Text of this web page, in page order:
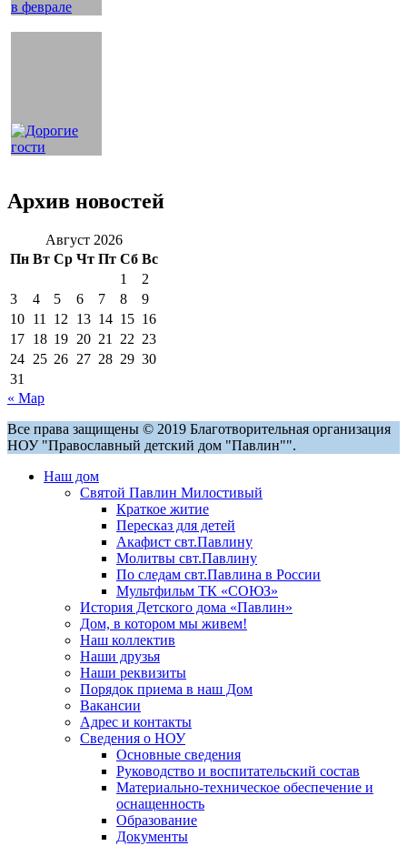
Архив новостей
Август 2026
Пн Вт Ср Чт Пт Сб Вс
1
2
3
4 5 6 7 8
9
10 11 12 13 14 15 16
17 18 19 20 21 22 23
24 25 26 27 28 29 30
31
« Мар
Все права защищены © 2019 Благотворительная организация
НОУ "Православный детский дом "Павлин"".
Наш дом
Святой Павлин Милостивый
Краткое житие
Пересказ для детей
Акафист свт.Павлину
Молитвы свт.Павлину
По следам свт.Павлина в России
Мультфильм ТК «СОЮЗ»
История Детского дома «Павлин»
Дом, в котором мы живем!
Наш коллектив
Наши друзья
Наши реквизиты
Порядок приема в наш Дом
Вакансии
Адрес и контакты
Сведения о НОУ
Основные сведения
Руководство и воспитательский состав
Материально-техническое обеспечение и
оснащенность
Образование
Документы